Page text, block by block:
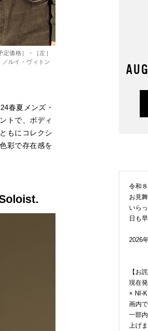
価格］・［左］
ルイ・ヴィトン
春夏メンズ・
トで、ボディ
もにコレクシ
彩で存在感を
令和
お見
いら
日も
2026
【お
現在
× NI-
画内
一部
上げま